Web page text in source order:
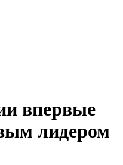
впервые
лидером